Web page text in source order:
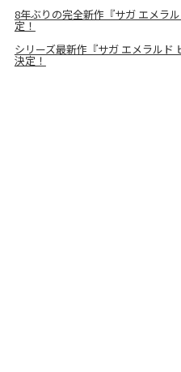
8年ぶりの完全新作『サガ エメラ
定！
シリーズ最新作『サガ エメラルド
決定！